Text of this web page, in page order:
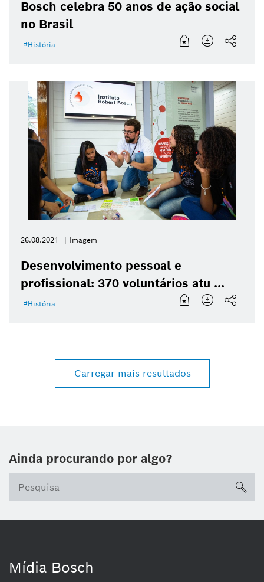
Bosch celebra 50 anos de ação social
no Brasil
História
26.08.2021 Imagem
Desenvolvimento pessoal e
profissional: 370 voluntários atu ...
História
Carregar mais resultados
Ainda procurando por algo?
Mídia Bosch